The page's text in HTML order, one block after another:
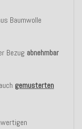
Baumwolle
Bezug abnehmbar
gemusterten